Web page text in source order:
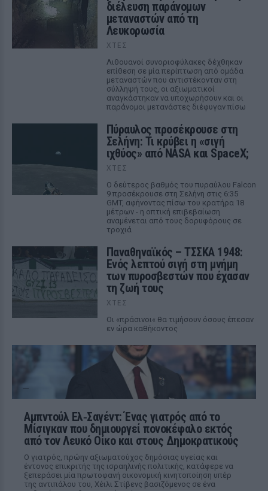
διέλευση παράνομων
μεταναστών από τη
Λευκορωσία
ΧΤΕΣ
Λιθουανοί συνοριοφύλακες δέχθηκαν
επίθεση σε μία περίπτωση από ομάδα
μεταναστών που αντιστέκονταν στη
σύλληψή τους, οι αξιωματικοί
αναγκάστηκαν να υποχωρήσουν και οι
παράνομοι μετανάστες διέφυγαν πίσω
Πύραυλος προσέκρουσε στη
Σελήνη: Τι κρύβει η «σιγή
ιχθύος» από NASA και SpaceX;
ΧΤΕΣ
Ο δεύτερος βαθμός του πυραύλου Falcon
9 προσέκρουσε στη Σελήνη στις 6:35
GMT, αφήνοντας πίσω του κρατήρα 18
μέτρων - η οπτική επιβεβαίωση
αναμένεται από τους δορυφόρους σε
τροχιά
Παναθηναϊκός – ΤΣΣΚΑ 1948:
Ενός λεπτού σιγή στη μνήμη
των πυροσβεστών που έχασαν
τη ζωή τους
ΧΤΕΣ
Οι «πράσινοι« θα τιμήσουν όσους έπεσαν
εν ώρα καθήκοντος
Αμπντούλ Ελ‑Σαγέντ: Ένας γιατρός από το
Μίσιγκαν που δημιουργεί πονοκέφαλο εκτός
από τον Λευκό Οίκο και στους Δημοκρατικούς
Ο γιατρός, πρώην αξιωματούχος δημόσιας υγείας και
έντονος επικριτής της ισραηλινής πολιτικής, κατάφερε να
ξεπεράσει μία πρωτοφανή οικονομική κινητοποίηση υπέρ
της αντιπάλου του, Χέιλι Στίβενς βασιζόμενος σε ένα